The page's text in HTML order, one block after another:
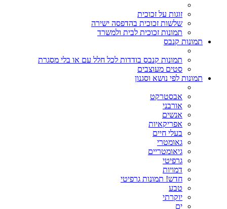
זוגות על זכוכית
שלשות זכוכית בהדפסה ישירה
תמונות זכוכית לבית ולמשרד
תמונות קנבס
תמונות קנבס בודדות לכל חלל עם או בלי מסגרת
סטים מעוצבים
תמונות לפי נושא וסגנון
אבסטרקט
אורבני
אנשים
אפריקאיות
בעלי חיים
גאומטרי
גיאומטריים
גרפיטי
דמויות
חדש! תמונות גרפיטי
טבע
יוקרתי
ים